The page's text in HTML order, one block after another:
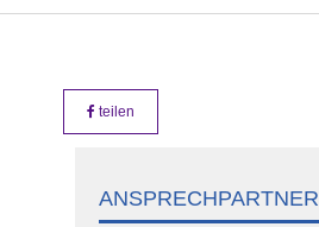
teilen
ANSPRECHPARTNER